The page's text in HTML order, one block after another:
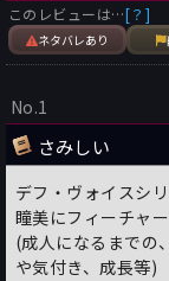
このレビューは…[？]
ネタバレあり
No.1
さみしい
デフ・ヴォイスシ
瞳美にフィーチャ
(成人になるまでの
や気付き、成長等)